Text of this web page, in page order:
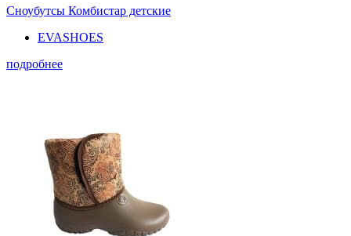
Сноубутсы Комбистар детские
EVASHOES
подробнее